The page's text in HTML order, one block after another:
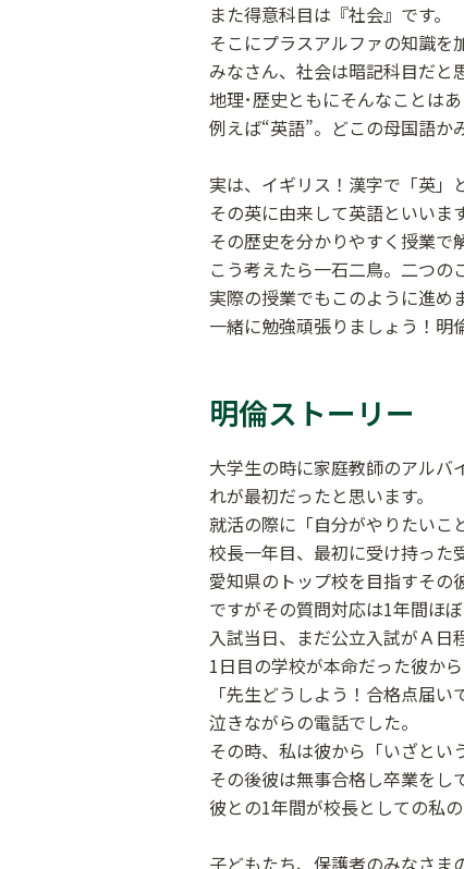
また得意科目は『社会』です。
そこにプラスアルファの知識を
みなさん、社会は暗記科目だと
地理･歴史ともにそんなことは
例えば“英語”。どこの母国語か
実は、イギリス！漢字で「英」
その英に由来して英語といいま
その歴史を分かりやすく授業で
こう考えたら一石二鳥。二つ
実際の授業でもこのように進め
一緒に勉強頑張りましょう！
明倫ストーリー
大学生の時に家庭教師のアルバ
れが最初だったと思います。
就活の際に「自分がやりたいこ
校長一年目、最初に受け持った
愛知県のトップ校を目指すその
ですがその質問対応は1年間ほ
入試当日、まだ公立入試がＡ日
1日目の学校が本命だった彼か
「先生どうしよう！合格点届い
泣きながらの電話でした。
その時、私は彼から「いざとい
その後彼は無事合格し卒業をし
彼との1年間が校長としての私の